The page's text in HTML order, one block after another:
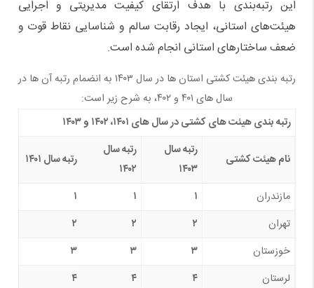
این رتبه‌بندی با هدف ارتقای کیفیت مدیریتی و اجرایی
هیئت‌های استانی، ایجاد رقابت سالم و شناسایی نقاط قوت و
ضعف ساختارهای استانی انجام شده است.
رتبه بندی هیئت کشتی استان ها در سال ۱۴۰۳ به انضمام رتبه آن ها در
سال های ۴۰۱ و ۴۰۲، به شرح زیر است:
رتبه بندی هیئت های کشتی در سال های ۱۴۰۱، ۱۴۰۲ و ۱۴۰۳
نام هیئت کشتی
رتبه سال
۱۴۰۳
رتبه سال
۱۴۰۲
رتبه سال ۱۴۰۱
مازندران ۱ ۱
۱
تهران
۲ ۲
۲
خوزستان
۳ ۳
۳
لرستان
۴ ۴
۴